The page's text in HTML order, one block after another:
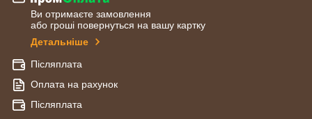
Ви отримаєте замовлення
або гроші повернуться на вашу картку
Детальніше
Післяплата
Оплата на рахунок
Післяплата